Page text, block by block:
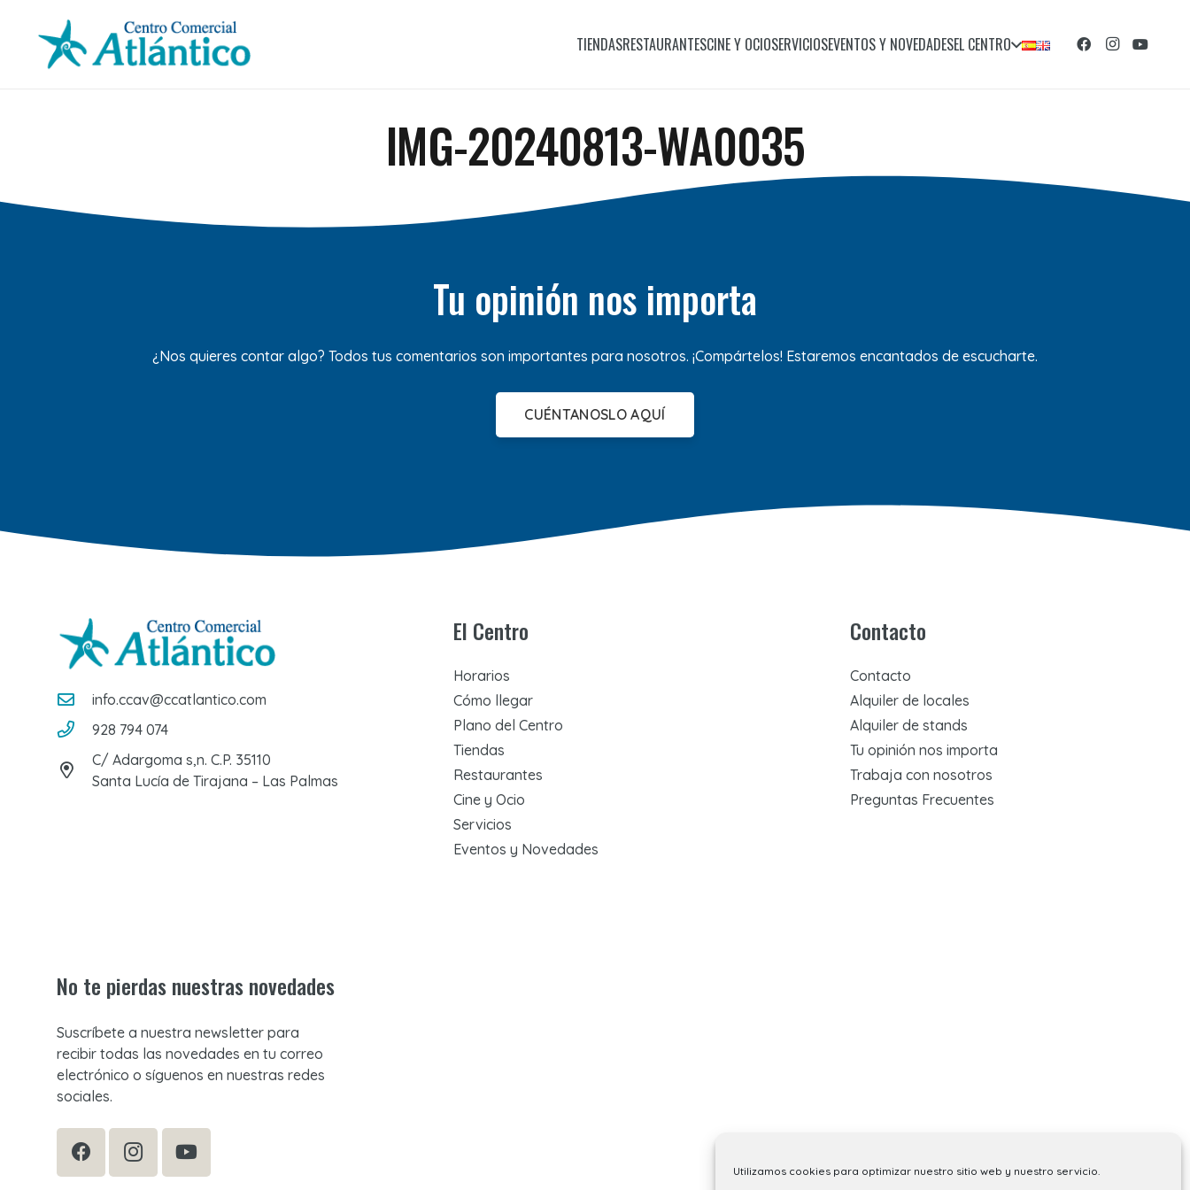
Utilizamos cookies para optimizar nuestro sitio web y nuestro servicio.
TIENDASRESTAURANTESCINE Y OCIOSERVICIOSEVENTOS Y NOVEDADESEL CENTRO
IMG-20240813-WA0035
Tu opinión nos importa
¿Nos quieres contar algo? Todos tus comentarios son importantes para nosotros. ¡Compártelos! Estaremos encantados de escucharte.
CUÉNTANOSLO AQUÍ
info.ccav@ccatlantico.com
928 794 074
C/ Adargoma s,n. C.P. 35110
Santa Lucía de Tirajana – Las Palmas
El Centro
Horarios
Cómo llegar
Plano del Centro
Tiendas
Restaurantes
Cine y Ocio
Servicios
Eventos y Novedades
Contacto
Contacto
Alquiler de locales
Alquiler de stands
Tu opinión nos importa
Trabaja con nosotros
Preguntas Frecuentes
No te pierdas nuestras novedades
Suscríbete a nuestra newsletter para
recibir todas las novedades en tu correo
electrónico o síguenos en nuestras redes
sociales.